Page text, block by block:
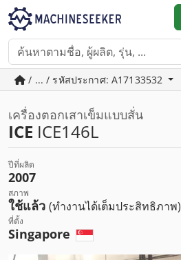
/ ... / รหัสประกาศ: A17133532
เครื่องตอกเสาเข็มแบบสั่น
ICE ICE146L
ปีที่ผลิต
2007
สภาพ
ใช้แล้ว (ทำงานได้เต็มประสิทธิภาพ)
ที่ตั้ง
Singapore